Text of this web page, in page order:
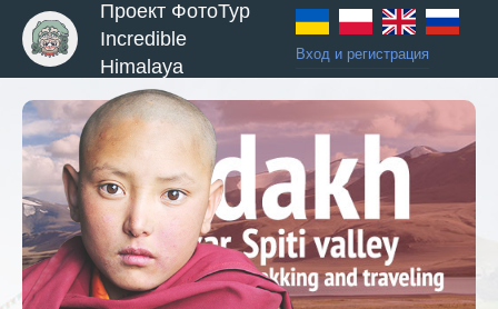
Проект ФотоТур
Incredible
Himalaya
Вход и регистрация